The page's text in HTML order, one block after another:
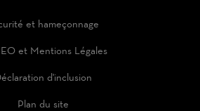
et hameçonnage
et Mentions Légales
d'inclusion
Plan du site